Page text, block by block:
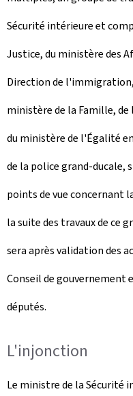
Sécurité intérieure et
Justice, du ministère des
Direction de
ministère de la Famille,
du ministère de l'Égalité
de la police grand-ducale,
points de vue concernant
la suite des travaux de ce
sera après validation des
Conseil de gouvernement
députés.
L'injonction
Le ministre de la Sécurité